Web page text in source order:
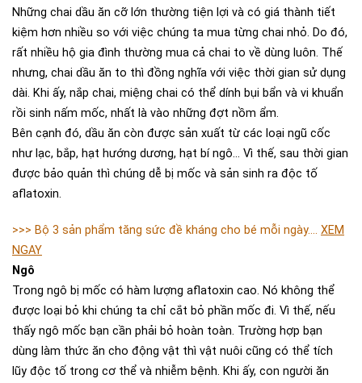
Những chai dầu ăn cỡ lớn thường tiện lợi và có giá thành tiết
kiệm hơn nhiều so với việc chúng ta mua từng chai nhỏ. Do đó,
rất nhiều hộ gia đình thường mua cả chai to về dùng luôn. Thế
nhưng, chai dầu ăn to thì đồng nghĩa với việc thời gian sử dụng
dài. Khi ấy, nắp chai, miệng chai có thể dính bụi bẩn và vi khuẩn
rồi sinh nấm mốc, nhất là vào những đợt nồm ẩm.
Bên cạnh đó, dầu ăn còn được sản xuất từ các loại ngũ cốc
như lạc, bắp, hạt hướng dương, hạt bí ngô… Vì thế, sau thời gian
được bảo quản thì chúng dễ bị mốc và sản sinh ra độc tố
aflatoxin.
>>> Bộ 3 sản phẩm tăng sức đề kháng cho bé mỗi ngày.... XEM
NGAY
Ngô
Trong ngô bị mốc có hàm lượng aflatoxin cao. Nó không thể
được loại bỏ khi chúng ta chỉ cắt bỏ phần mốc đi. Vì thế, nếu
thấy ngô mốc bạn cần phải bỏ hoàn toàn. Trường hợp bạn
dùng làm thức ăn cho động vật thì vật nuôi cũng có thể tích
lũy độc tố trong cơ thể và nhiễm bệnh. Khi ấy, con người ăn